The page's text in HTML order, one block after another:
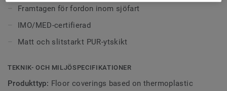
med andra golvmaterial som textil och homogena
plastgolv som också är IMO-certifierade.
*IMO – International Maritime Organization
(internationella sjöfartsorganisationen)
Framtagen för fordon inom sjöfart
IMO/MED-certifierad
Matt och slitstarkt PUR-ytskikt
TEKNIK- OCH MILJÖSPECIFIKATIONER
Produkttyp: Floor coverings based on thermoplastic